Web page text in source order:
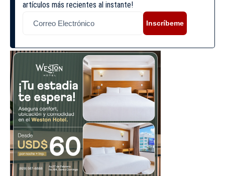
artículos más recientes al instante!
Inscríbeme